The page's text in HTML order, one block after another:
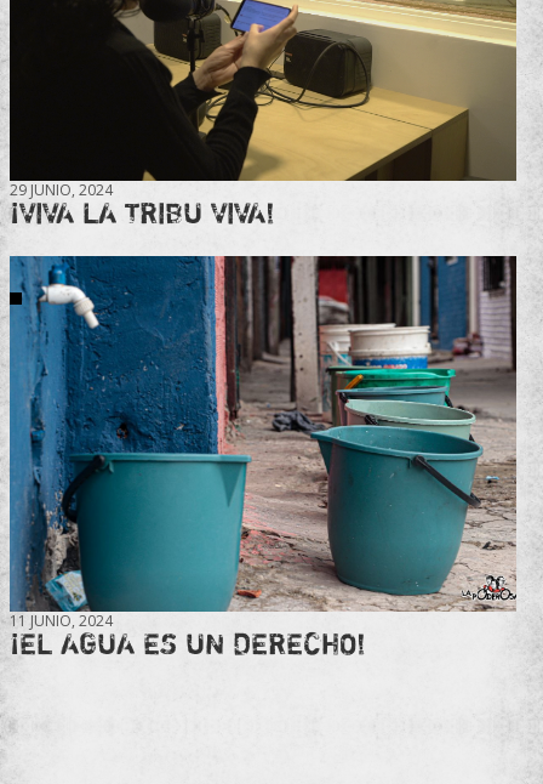
29 JUNIO, 2024
¡VIVA LA TRIBU VIVA!
11 JUNIO, 2024
¡EL AGUA ES UN DERECHO!